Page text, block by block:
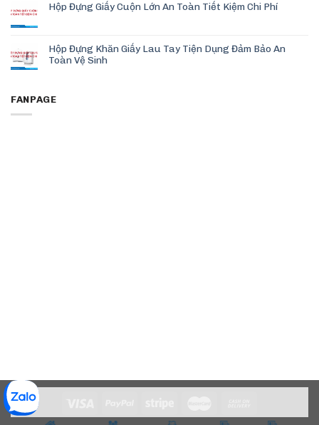
Hộp Đựng Giấy Cuộn Lớn An Toàn Tiết Kiệm Chi Phí
Hộp Đựng Khăn Giấy Lau Tay Tiện Dụng Đảm Bảo An
Toàn Vệ Sinh
FANPAGE